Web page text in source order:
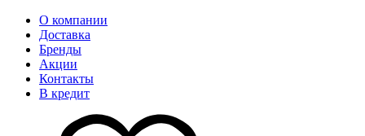
О компании
Доставка
Бренды
Акции
Контакты
В кредит